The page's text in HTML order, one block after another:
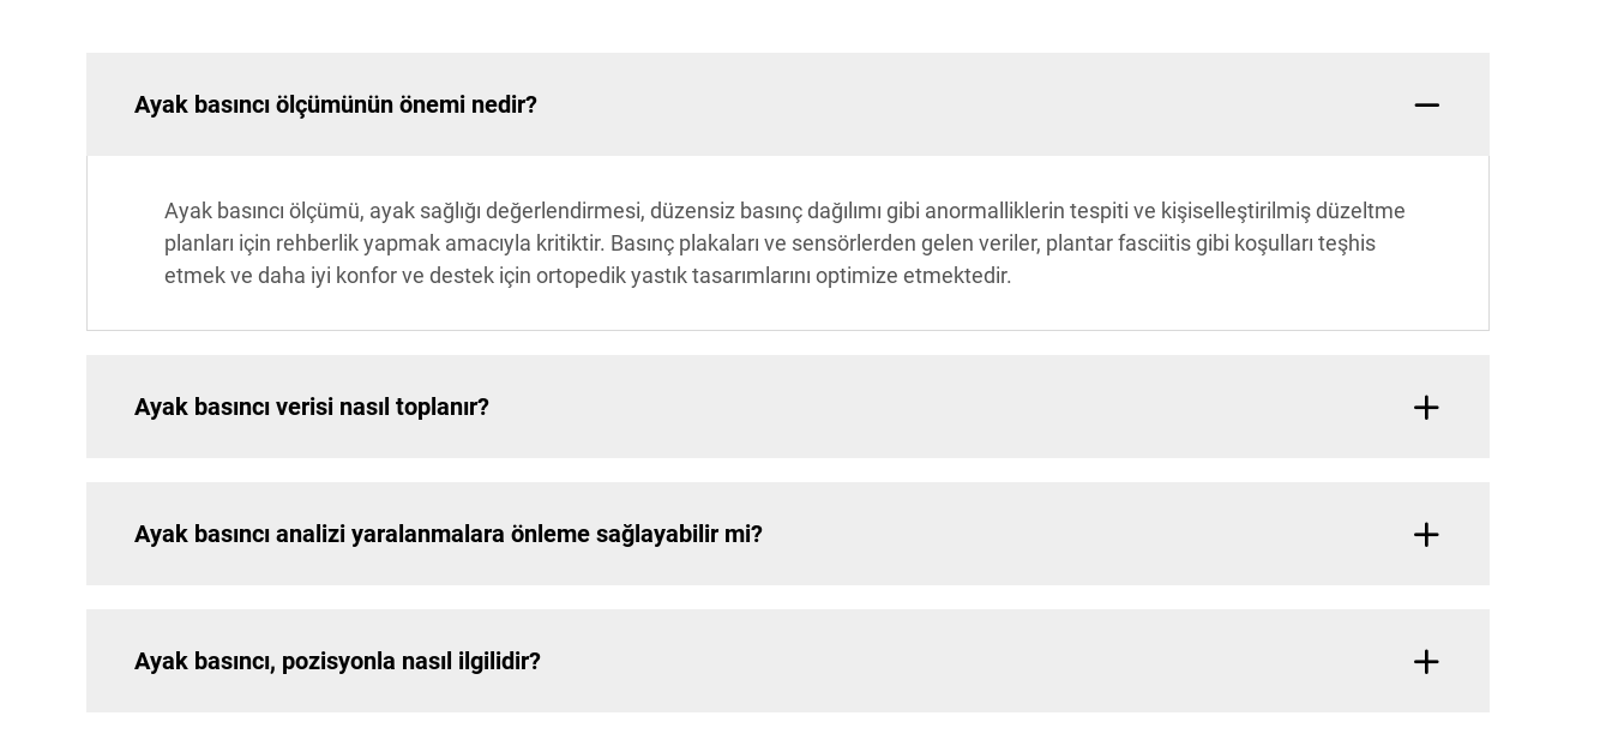
Ayak basıncı ölçümünün önemi nedir?
Ayak basıncı ölçümü, ayak sağlığı değerlendirmesi, düzensiz basınç dağılımı gibi anormalliklerin tespiti ve kişiselleştirilmiş düzeltme
planları için rehberlik yapmak amacıyla kritiktir. Basınç plakaları ve sensörlerden gelen veriler, plantar fasciitis gibi koşulları teşhis
etmek ve daha iyi konfor ve destek için ortopedik yastık tasarımlarını optimize etmektedir.
Ayak basıncı verisi nasıl toplanır?
Ayak basıncı analizi yaralanmalara önleme sağlayabilir mi?
Ayak basıncı, pozisyonla nasıl ilgilidir?